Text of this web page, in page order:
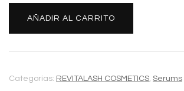
CONDITIONER
cantidad
AÑADIR AL CARRITO
Categorías: REVITALASH COSMETICS, Serums